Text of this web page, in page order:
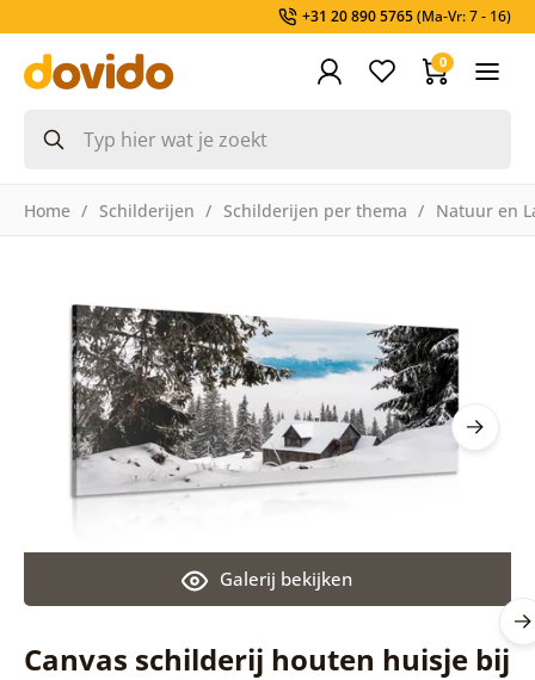
+31 20 890 5765(Ma-Vr: 7 - 16)
0
Home Schilderijen Schilderijen per thema Natuur en
Canvas schilderij houten huisje bij
Galerij bekijken